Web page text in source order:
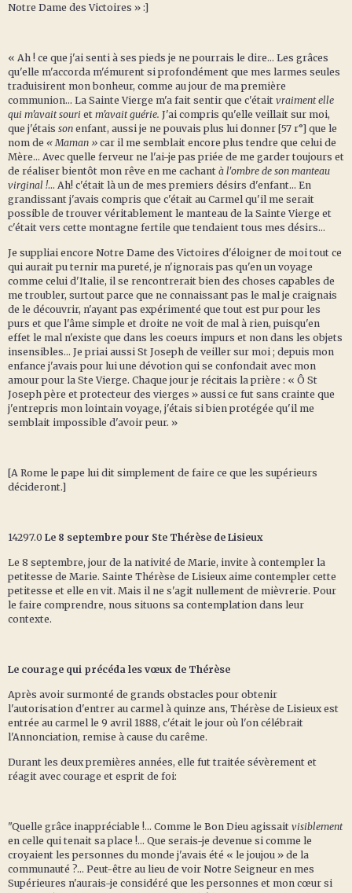
Notre Dame des Victoires » :]
« Ah ! ce que j'ai senti à ses pieds je ne pourrais le dire... Les grâces
qu'elle m'accorda m'émurent si profondément que mes larmes seules
traduisirent mon bonheur, comme au jour de ma première
communion... La Sainte Vierge m'a fait sentir que c'était vraiment elle
qui m'avait souri et m'avait guérie. J'ai compris qu'elle veillait sur moi,
que j'étais son enfant, aussi je ne pouvais plus lui donner [57 r°] que le
nom de « Maman » car il me semblait encore plus tendre que celui de
Mère... Avec quelle ferveur ne l'ai-je pas priée de me garder toujours et
de réaliser bientôt mon rêve en me cachant à l'ombre de son manteau
virginal !... Ah! c'était là un de mes premiers désirs d'enfant... En
grandissant j'avais compris que c'était au Carmel qu'il me serait
possible de trouver véritablement le manteau de la Sainte Vierge et
c'était vers cette montagne fertile que tendaient tous mes désirs...
Je suppliai encore Notre Dame des Victoires d'éloigner de moi tout ce
qui aurait pu ternir ma pureté, je n'ignorais pas qu'en un voyage
comme celui d'Italie, il se rencontrerait bien des choses capables de
me troubler, surtout parce que ne connaissant pas le mal je craignais
de le découvrir, n'ayant pas expérimenté que tout est pur pour les
purs et que l'âme simple et droite ne voit de mal à rien, puisqu'en
effet le mal n'existe que dans les coeurs impurs et non dans les objets
insensibles... Je priai aussi St Joseph de veiller sur moi ; depuis mon
enfance j'avais pour lui une dévotion qui se confondait avec mon
amour pour la Ste Vierge. Chaque jour je récitais la prière : « Ô St
Joseph père et protecteur des vierges » aussi ce fut sans crainte que
j'entrepris mon lointain voyage, j'étais si bien protégée qu'il me
semblait impossible d'avoir peur. »
[A Rome le pape lui dit simplement de faire ce que les supérieurs
décideront.]
14297.0 Le 8 septembre pour Ste Thérèse de Lisieux
Le 8 septembre, jour de la nativité de Marie, invite à contempler la
petitesse de Marie. Sainte Thérèse de Lisieux aime contempler cette
petitesse et elle en vit. Mais il ne s'agit nullement de mièvrerie. Pour
le faire comprendre, nous situons sa contemplation dans leur
contexte.
Le courage qui précéda les vœux de Thérèse
Après avoir surmonté de grands obstacles pour obtenir
l'autorisation d'entrer au carmel à quinze ans, Thérèse de Lisieux est
entrée au carmel le 9 avril 1888, c'était le jour où l'on célébrait
l'Annonciation, remise à cause du carême.
Durant les deux premières années, elle fut traitée sévèrement et
réagit avec courage et esprit de foi:
"Quelle grâce inappréciable !... Comme le Bon Dieu agissait visiblement
en celle qui tenait sa place !... Que serais-je devenue si comme le
croyaient les personnes du monde j'avais été « le joujou » de la
communauté ?... Peut-être au lieu de voir Notre Seigneur en mes
Supérieures n'aurais-je considéré que les personnes et mon cœur si